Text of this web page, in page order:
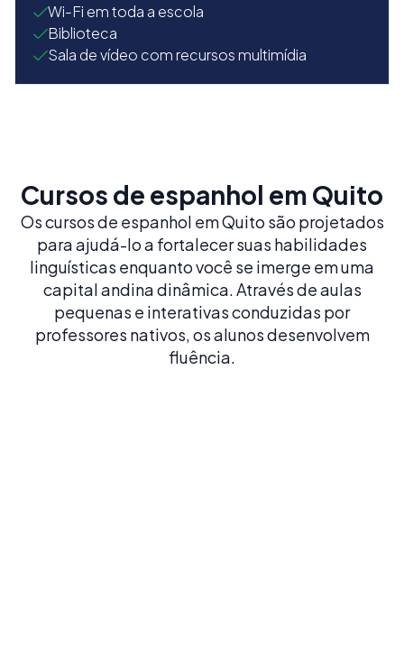
Wi-Fi em toda a escola
Biblioteca
Sala de vídeo com recursos multimídia
Cursos de espanhol em Quito
Os cursos de espanhol em Quito são projetados
para ajudá-lo a fortalecer suas habilidades
linguísticas enquanto você se imerge em uma
capital andina dinâmica. Através de aulas
pequenas e interativas conduzidas por
professores nativos, os alunos desenvolvem
fluência.